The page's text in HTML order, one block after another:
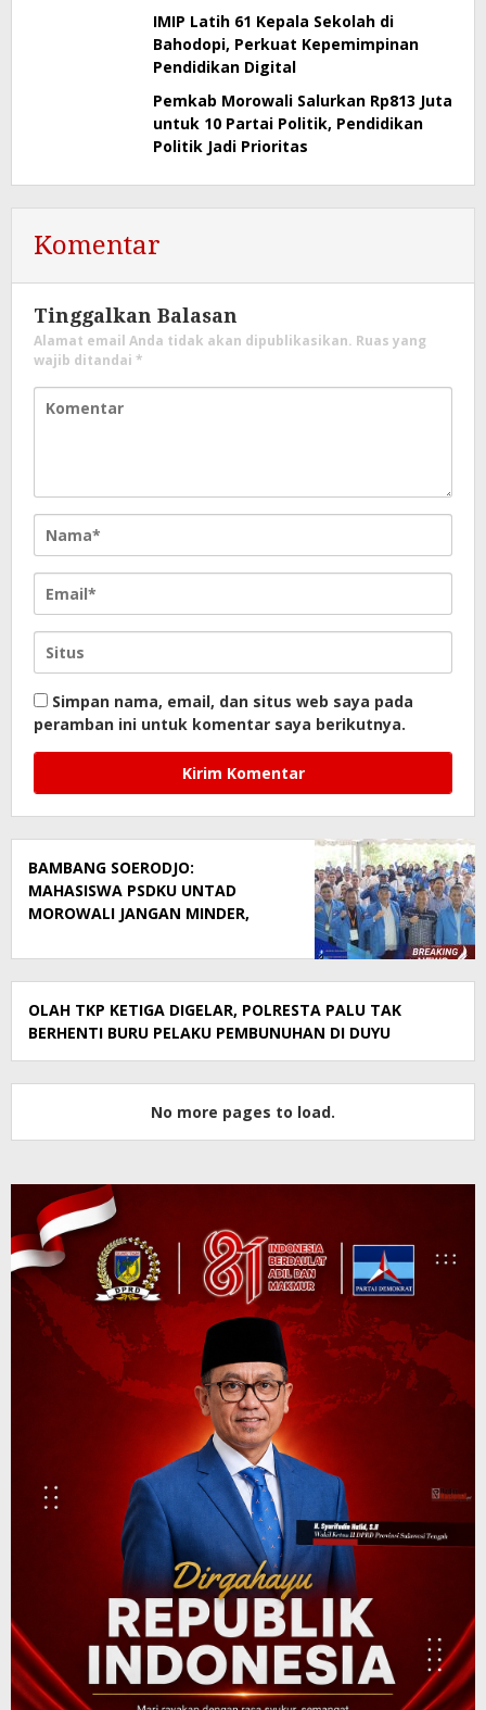
Masih Berlangsung
IMIP Latih 61 Kepala Sekolah di
Bahodopi, Perkuat Kepemimpinan
Pendidikan Digital
Pemkab Morowali Salurkan Rp813 Juta
untuk 10 Partai Politik, Pendidikan
Politik Jadi Prioritas
Komentar
Tinggalkan Balasan
Alamat email Anda tidak akan dipublikasikan. Ruas yang
wajib ditandai *
Simpan nama, email, dan situs web saya pada
peramban ini untuk komentar saya berikutnya.
BAMBANG SOERODJO:
MAHASISWA PSDKU UNTAD
MOROWALI JANGAN MINDER,
BERDAYA SAING
OLAH TKP KETIGA DIGELAR, POLRESTA PALU TAK
BERHENTI BURU PELAKU PEMBUNUHAN DI DUYU
No more pages to load.